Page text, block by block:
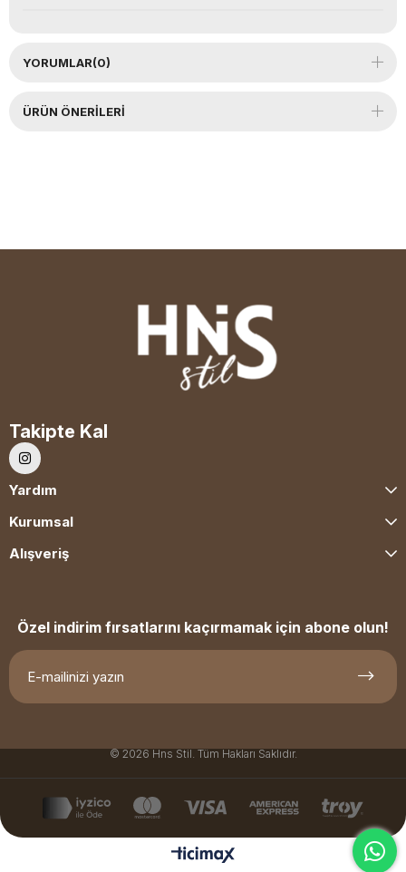
YORUMLAR(0)
ÜRÜN ÖNERILERI
Takipte Kal
Yardım
Kurumsal
Alışveriş
Özel indirim fırsatlarını kaçırmamak için abone olun!
© 2026 Hns Stil. Tüm Hakları Saklıdır.